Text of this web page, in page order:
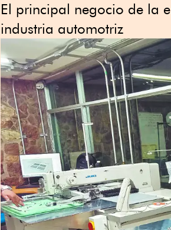
El principal negocio de la
industria automotriz